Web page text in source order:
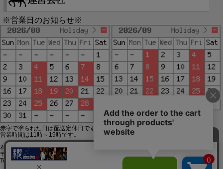
※営業日のお知らせ※
赤字で塗られた日は配送定休日です。
営業時間は11時～19時です。
有限会社ジップジップ SakuraStyle通販事業部
〒650-0021 神戸市中央区三宮町3-9-19イトウビル1,4F
Tel:078-332-2013 FAX:078-333-6644